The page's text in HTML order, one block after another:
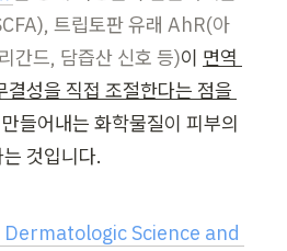
트립토판 유래 AhR(아
간드, 담즙산 신호 등)이 면역
결성을 직접 조절한다는 점을
들어내는 화학물질이 피부의
것입니다.
Science and